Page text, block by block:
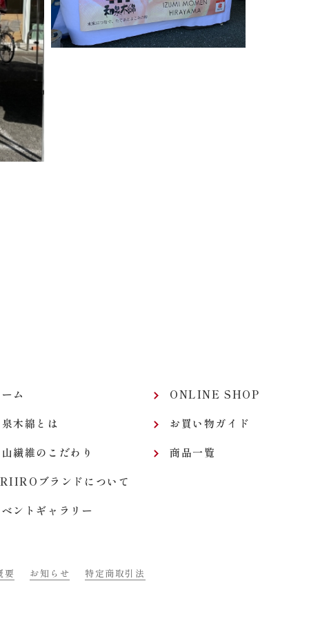
ム
木綿とは
繊維のこだわり
ブランドについて
ントギャラリー
ONLINE SHOP
お買い物ガイド
商品一覧
要 お知らせ 特定商取引法